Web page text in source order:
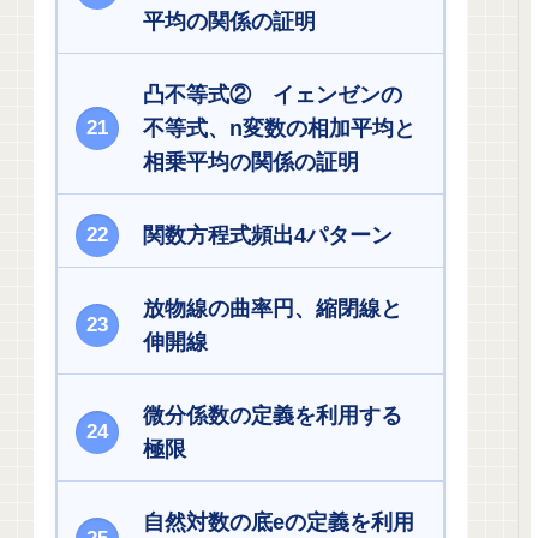
平均の関係の証明
凸不等式② イェンゼンの
不等式、n変数の相加平均と
相乗平均の関係の証明
関数方程式頻出4パターン
放物線の曲率円、縮閉線と
伸開線
微分係数の定義を利用する
極限
自然対数の底eの定義を利用